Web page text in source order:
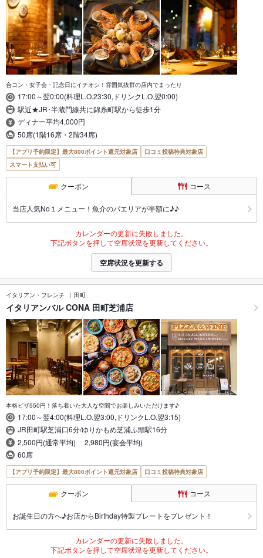
合コン・女子会・記念日にイチオシ！雰囲気抜群の店内でまったり
17:00～翌0:00(料理L.O.23:30,ドリンクL.O.翌0:00)
駅近★JR･半蔵門線共に錦糸町駅から徒歩1分
ディナー平均4,000円
50席(1階16席・2階34席)
【アプリ予約限定】最大800ポイント還元対象店
口コミ投稿特典対象店
スマート支払い可
クーポン コース
当店人気No１メニュー！魚介のパエリアが半額に♪♪
カレンダーの更新に失敗しました。
下記ボタンを押して空席状況を更新してください。
空席状況を更新する
イタリアン・フレンチ 田町
イタリアンバル CONA 田町芝浦店
本格ピザ550円！落ち着いた大人な空間でお楽しみいただけます♪
17:00～翌4:00(料理L.O.翌3:00,ドリンクL.O.翌3:15)
JR田町駅芝浦口6分/ゆりかもめ芝浦ふ頭駅16分
2,500円(通常平均) 2,980円(宴会平均)
60席
【アプリ予約限定】最大800ポイント還元対象店 口コミ投稿特典対象店
クーポン コース
お誕生日の方へ♪お店からBirthday特製プレートをプレゼント！
カレンダーの更新に失敗しました。
下記ボタンを押して空席状況を更新してください。